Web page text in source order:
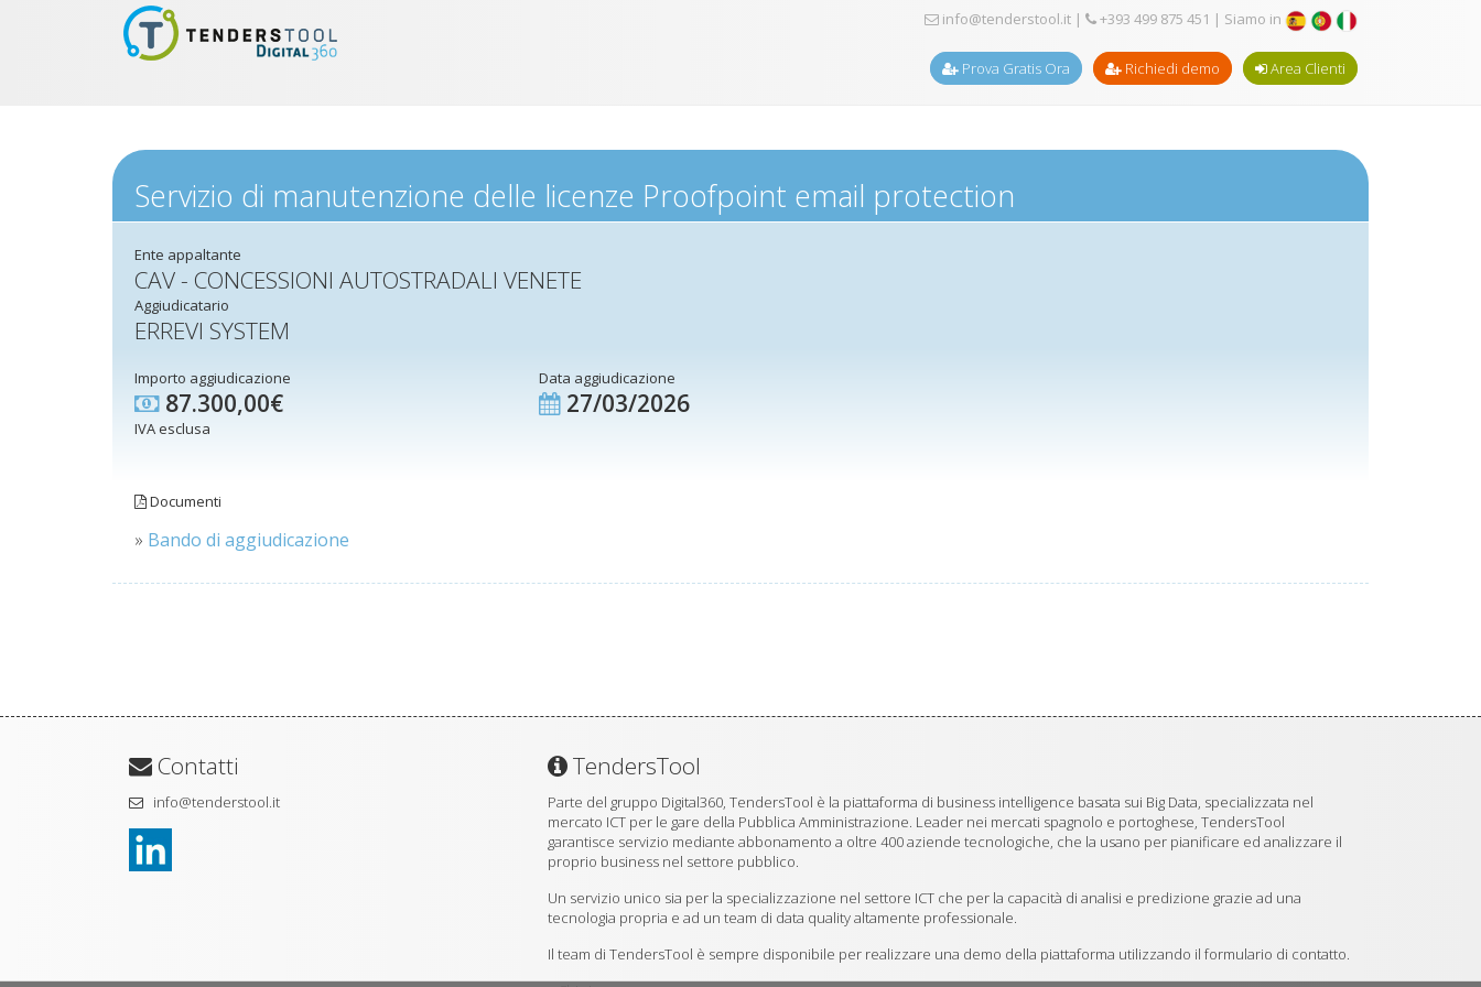
info@tenderstool.it | +393 499 875 451 | Siamo in
Prova Gratis Ora Richiedi demo Area Clienti
Servizio di manutenzione delle licenze Proofpoint email protection
Ente appaltante
CAV - CONCESSIONI AUTOSTRADALI VENETE
Aggiudicatario
ERREVI SYSTEM
Importo aggiudicazione
87.300,00€
IVA esclusa
Data aggiudicazione
27/03/2026
Documenti
» Bando di aggiudicazione
Contatti
info@tenderstool.it
TendersTool
Parte del gruppo Digital360, TendersTool è la piattaforma di business intelligence basata sui Big Data, specializzata nel
mercato ICT per le gare della Pubblica Amministrazione. Leader nei mercati spagnolo e portoghese, TendersTool
garantisce servizio mediante abbonamento a oltre 400 aziende tecnologiche, che la usano per pianificare ed analizzare il
proprio business nel settore pubblico.
Un servizio unico sia per la specializzazione nel settore ICT che per la capacità di analisi e predizione grazie ad una
tecnologia propria e ad un team di data quality altamente professionale.
Il team di TendersTool è sempre disponibile per realizzare una demo della piattaforma utilizzando il formulario di contatto.